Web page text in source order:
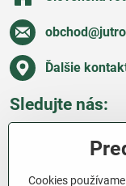
Ďalšie
Sledujte nás:
Všetko o
Cookies